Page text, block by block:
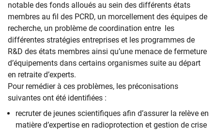
notable des fonds alloués au sein des différents états
membres au fil des PCRD, un morcellement des équipes de
recherche, un problème de coordination entre les
différentes stratégies entreprises et les programmes de
R&D des états membres ainsi qu’une menace de fermeture
d’équipements dans certains organismes suite au départ
en retraite d’experts.
Pour remédier à ces problèmes, les préconisations
suivantes ont été identifiées :
recruter de jeunes scientifiques afin d’assurer la relève en
matière d’expertise en radioprotection et gestion de crise